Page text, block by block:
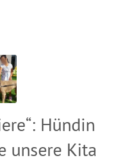
Hündin
unsere Kita